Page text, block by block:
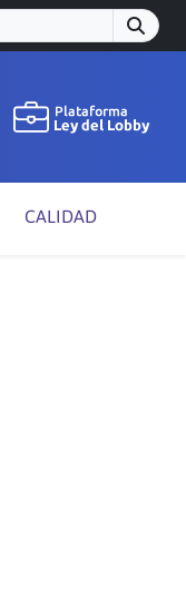
CALIDAD